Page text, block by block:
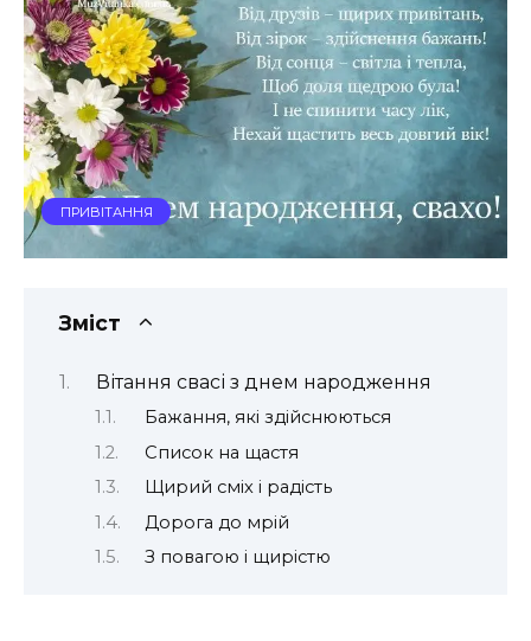
ПРИВІТАННЯ
Зміст
Вітання свасі з днем народження
Бажання, які здійснюються
Список на щастя
Щирий сміх і радість
Дорога до мрій
З повагою і щирістю